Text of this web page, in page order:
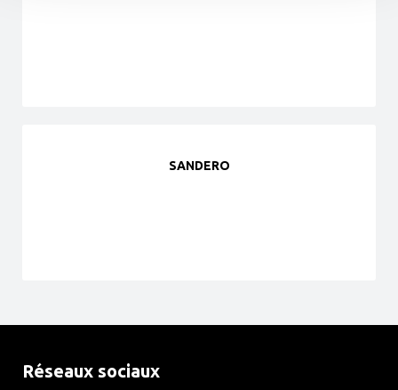
SANDERO
Réseaux sociaux